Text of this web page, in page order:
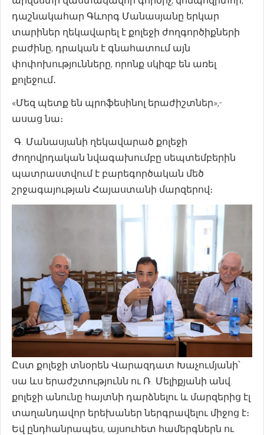
դաշնակահար Գևորգ Մանասյանը երկար
տարիներ ղեկավարել է քոլեջի ժողգործիքների
բաժինը, դրական է գնահատում այն
փոփոխությունները, որոնք սկիզբ են առել
քոլեջում․
«Մեզ պետք են պրոֆեսինոլ երաժիշտներ»,-
ասաց նա։
Գ. Մանասյանի ղեկավարած քոլեջի
ժողովրդական նվագախումբը սեպտեմբերին
պատրաստվում է բարեգործական մեծ
շրջագայության Հայաստանի մարզերով։
Ըստ քոլեջի տնօրեն Վարազդատ Խաչումյանի՝
սա ևս երաժշտությունն ու Ռ. Մելիքյանի անվ.
քոլեջի անունը հայտնի դարձնելու և մարզերից էլ
տաղանդավոր երեխաներ ներգրավելու միջոց է։
Եվ ընդհանրապես, այսուհետ համերգներն ու